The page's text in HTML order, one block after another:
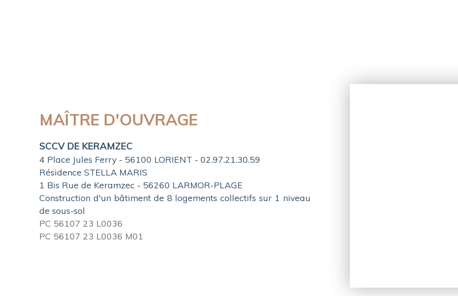
MAÎTRE D'OUVRAGE
SCCV DE KERAMZEC
4 Place Jules Ferry - 56100 LORIENT - 02.97.21.30.59
Résidence STELLA MARIS
1 Bis Rue de Keramzec - 56260 LARMOR-PLAGE
Construction d'un bâtiment de 8 logements collectifs sur 1 niveau
de sous-sol
PC 56107 23 L0036
PC 56107 23 L0036 M01